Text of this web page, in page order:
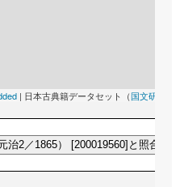
| 日本古典籍データセット（国文研
治2／1865） [200019560]と照合す